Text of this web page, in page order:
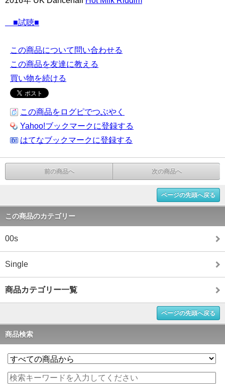
■試聴■
この商品について問い合わせる
この商品を友達に教える
買い物を続ける
この商品をログピでつぶやく
Yahoo!ブックマークに登録する
はてなブックマークに登録する
前の商品へ 次の商品へ
ページの先頭へ戻る
この商品のカテゴリー
00s
Single
商品カテゴリー一覧
ページの先頭へ戻る
商品検索